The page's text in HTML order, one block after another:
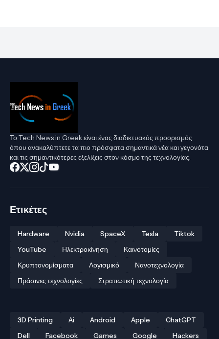
Το Tech News in Greek είναι ένας διαδικτυακός προορισμός
όπου ανακαλύπτετε τα πιο πρόσφατα σημαντικά νέα και γεγονότα
και τις σημαντικότερες εξελίξεις στον κόσμο της τεχνολογίας.
Ετικέτες
Hardware Nvidia SpaceX Tesla
Tiktok
YouTube
Ηλεκτροκίνηση
Καινοτομίες
Κρυπτονομίσματα
Λογισμικό
Νανοτεχνολογία
Πράσινες τεχνολογίες
Στρατιωτική τεχνολογία
3D Printing Ai Android Apple
ChatGPT
Dell
Facebook Games Google Hackers